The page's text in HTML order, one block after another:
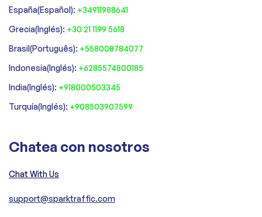
España(Español): +34911988641
‍Grecia(Inglés): +30 21 1199 5618
‍Brasil(Português): +558008784077‍
‍Indonesia(Inglés): +6285574800185
India(Inglés): +918000503345
Turquía(Inglés): +908503907599
Chatea con nosotros
Chat With Us
support@sparktraffic.com